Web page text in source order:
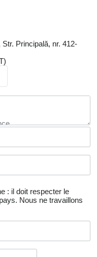
Principală, nr. 412-
: il doit respecter le
Nous ne travaillons